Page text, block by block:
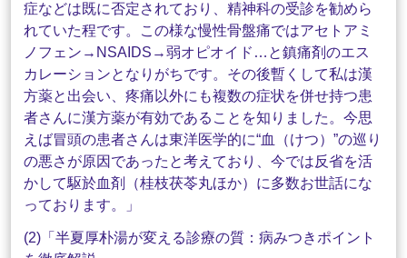
症などは既に否定されており、精神科の受診を勧めら
れていた程です。この様な慢性骨盤痛ではアセトアミ
ノフェン→NSAIDS→弱オピオイド…と鎮痛剤のエス
カレーションとなりがちです。その後暫くして私は漢
方薬と出会い、疼痛以外にも複数の症状を併せ持つ患
者さんに漢方薬が有効であることを知りました。今思
えば冒頭の患者さんは東洋医学的に“血（けつ）”の巡り
の悪さが原因であったと考えており、今では反省を活
かして駆於血剤（桂枝茯苓丸ほか）に多数お世話にな
っております。」
(2)「半夏厚朴湯が変える診療の質：病みつきポイント